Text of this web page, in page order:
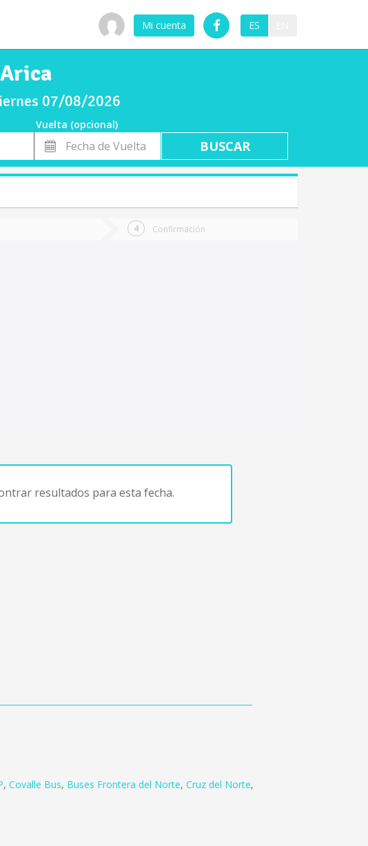
Mi cuenta ES
07/08/2026
Vuelta (opcional)
Fecha
de
Vuelta
Confirmación
resultados para esta fecha.
, Covalle Bus, Buses Frontera del Norte, Cruz del Norte,